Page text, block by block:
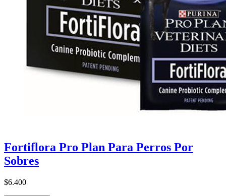
Fortiflora Pro Plan Para Perros Por
Sobres
$6.400